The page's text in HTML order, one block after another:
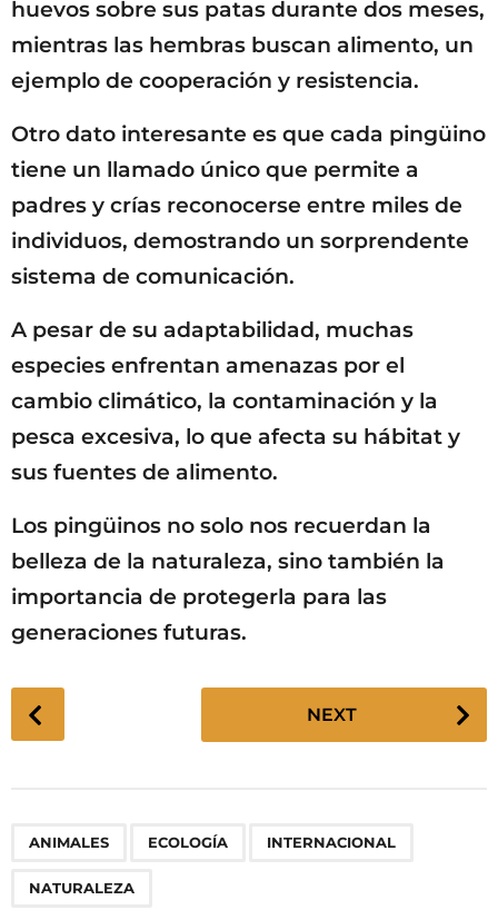
huevos sobre sus patas durante dos meses,
mientras las hembras buscan alimento, un
ejemplo de cooperación y resistencia.
Otro dato interesante es que cada pingüino
tiene un llamado único que permite a
padres y crías reconocerse entre miles de
individuos, demostrando un sorprendente
sistema de comunicación.
A pesar de su adaptabilidad, muchas
especies enfrentan amenazas por el
cambio climático, la contaminación y la
pesca excesiva, lo que afecta su hábitat y
sus fuentes de alimento.
Los pingüinos no solo nos recuerdan la
belleza de la naturaleza, sino también la
importancia de protegerla para las
generaciones futuras.
P
o
NEXT
ANIMALES ECOLOGÍA INTERNACIONAL
NATURALEZA